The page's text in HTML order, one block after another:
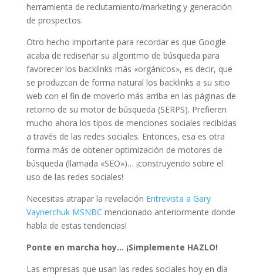
herramienta de reclutamiento/marketing y generación
de prospectos.
Otro hecho importante para recordar es que Google
acaba de rediseñar su algoritmo de búsqueda para
favorecer los backlinks más «orgánicos», es decir, que
se produzcan de forma natural los backlinks a su sitio
web con el fin de moverlo más arriba en las páginas de
retorno de su motor de búsqueda (SERPS). Prefieren
mucho ahora los tipos de menciones sociales recibidas
a través de las redes sociales. Entonces, esa es otra
forma más de obtener optimización de motores de
búsqueda (llamada «SEO»)… ¡construyendo sobre el
uso de las redes sociales!
Necesitas atrapar la revelación Entrevista a Gary
Vaynerchuk MSNBC mencionado anteriormente donde
habla de estas tendencias!
Ponte en marcha hoy… ¡Simplemente HAZLO!
Las empresas que usan las redes sociales hoy en día